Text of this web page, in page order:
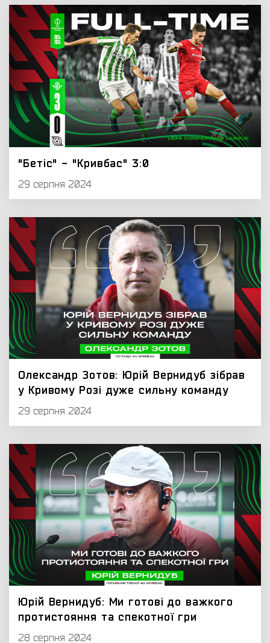
"Бетіс" - "Кривбас" 3:0
29 серпня 2024
Олександр Зотов: Юрій Вернидуб зібрав
у Кривому Розі дуже сильну команду
29 серпня 2024
Юрій Вернидуб: Ми готові до важкого
протистояння та спекотної гри
28 серпня 2024